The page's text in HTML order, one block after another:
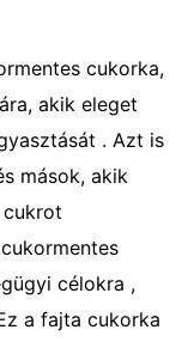
cukorka,
akik eleget
. Azt is
mások, akik
célokra ,
a fajta cukorka